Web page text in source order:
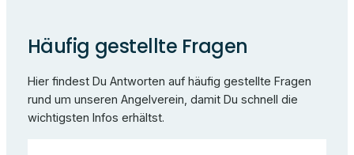
Häufig gestellte Fragen
Hier findest Du Antworten auf häufig gestellte Fragen
rund um unseren Angelverein, damit Du schnell die
wichtigsten Infos erhältst.